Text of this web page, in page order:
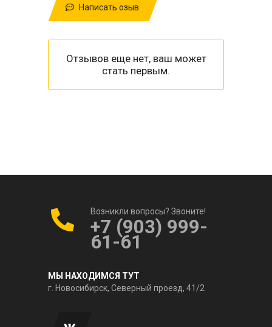
Написать озыв
Отзывов еще нет, ваш может
стать первым.
Возникли вопросы? Звоните!
+7 (903) 999-
61-61
МЫ НАХОДИМСЯ ТУТ
г. Новосибирск, Северный проезд, 41/2